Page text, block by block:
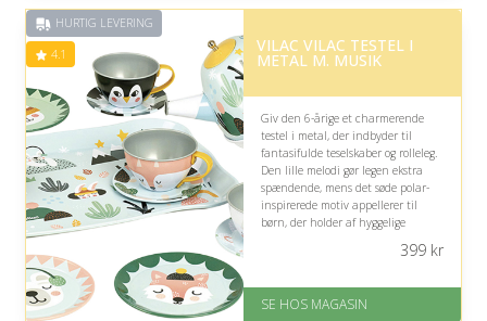
God Trustpilot rating på 4.1 ud
HURTIG LEVERING
4.1 VILAC VILAC TESTEL I
METAL M. MUSIK
Giv den 6-årige et charmerende
testel i metal, der indbyder til
fantasifulde teselskaber og rolleleg.
Den lille melodi gør legen ekstra
spændende, mens det søde polar-
inspirerede motiv appellerer til
børn, der holder af hyggelige
God Trustpilot rating på 4.1 ud
399kr
SE HOS MAGASIN